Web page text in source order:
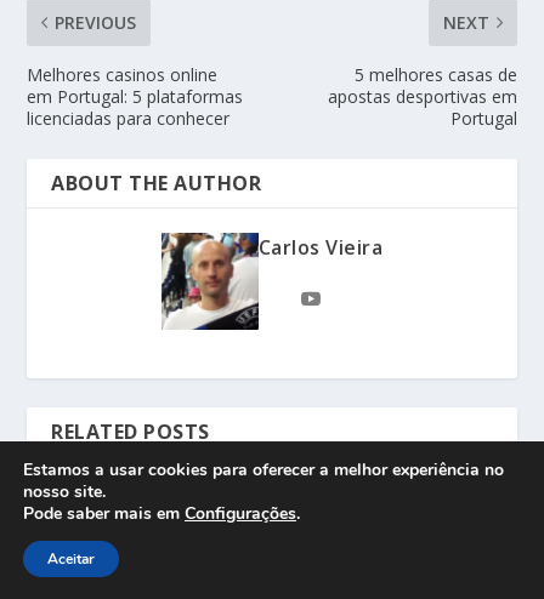
PREVIOUS
Melhores casinos online
em Portugal: 5 plataformas
licenciadas para conhecer
NEXT
5 melhores casas de
apostas desportivas em
Portugal
ABOUT THE AUTHOR
Carlos Vieira
RELATED POSTS
Estamos a usar cookies para oferecer a melhor experiência no
nosso site.
Pode saber mais em Configurações.
Aceitar